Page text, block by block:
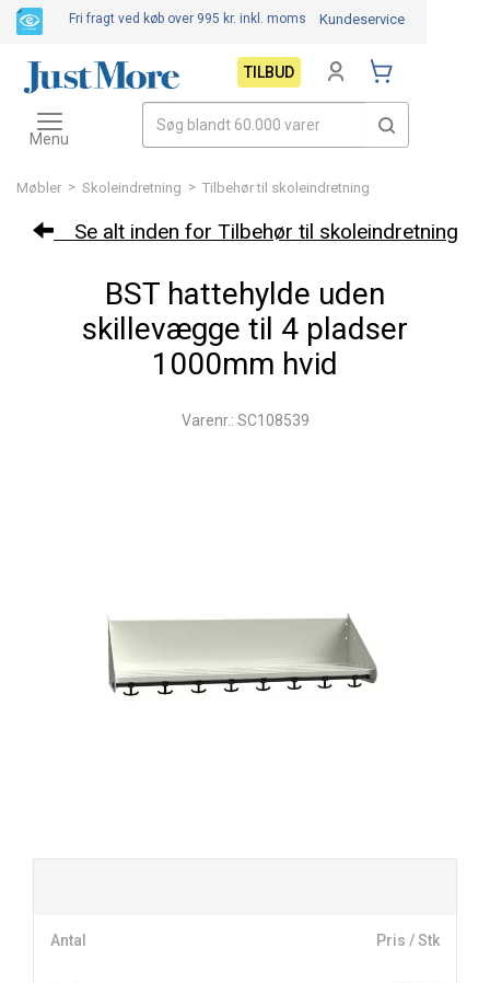
Møbler > Skoleindretning > Tilbehør til skoleindretning
Se alt inden for Tilbehør til skoleindretning
BST hattehylde uden
skillevægge til 4 pladser
1000mm hvid
Varenr.: SC108539
Antal Pris / Stk
Fri fragt ved køb over 995 kr. inkl. moms Kundeservice
TILBUD
Toggle
navigation
Menu